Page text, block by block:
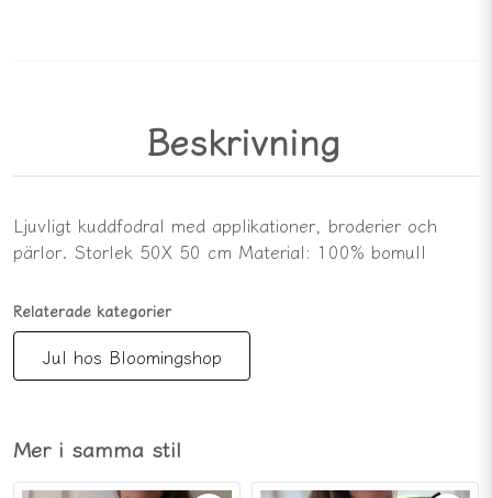
Mer i samma stil
Beskrivning
Ljuvligt kuddfodral med applikationer, broderier och
pärlor. Storlek 50X 50 cm Material: 100% bomull
Relaterade kategorier
Jul hos Bloomingshop